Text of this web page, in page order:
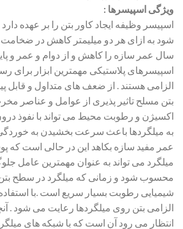
ویژگی اسپیسرها :
اسپیسر وظیفه ایجاد کاور بتن را بر عهده
سال عمر سازه را کاهش و از دوام و عمر و
اسپیسرهای پلاستیکی مهمترین ابزار برای
الزامی هستند . از ضعف های متداول و قابل
بتن مسلح تاثیر پذیری از عوامل و عناصر
اکسیژن و رطوبت محیط می تواند با نفوذ
به میلگردها باعث سرعت بخشیدن به خوردگی
عمر مفید سازه بکاهد این در حالی است که
میلگرد می تواند به عنوان مهمترین عامل
محسوب شود و زمانی که میلگرد در سطح بتن
شیمیایی رطوبت بسیار سریع است .با
الزامی بتن روی میلگردها رعایت می شود .
انتظار می رود آن است که با شبکه های